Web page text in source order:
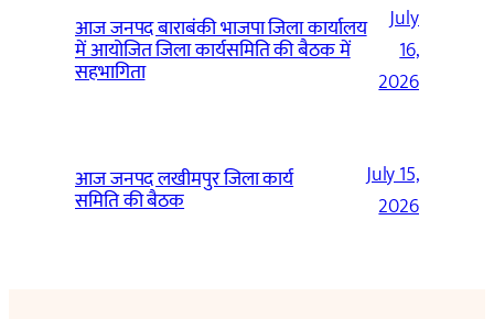
आज जनपद बाराबंकी भाजपा जिला कार्यालय
में आयोजित जिला कार्यसमिति की बैठक में
सहभागिता
July
16,
2026
आज जनपद लखीमपुर जिला कार्य
समिति की बैठक
July 15,
2026